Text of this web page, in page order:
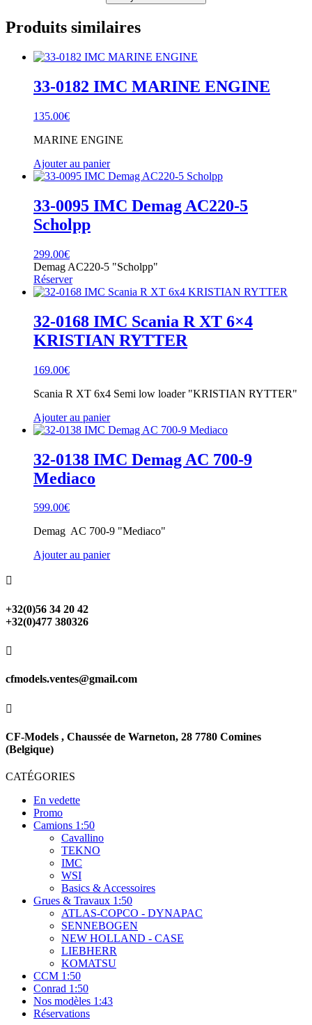
Produits similaires
33-0182 IMC MARINE ENGINE
135.00€
MARINE ENGINE
Ajouter au panier
33-0095 IMC Demag AC220-5
Scholpp
299.00€
Demag AC220-5 "Scholpp"
Réserver
32-0168 IMC Scania R XT 6×4
KRISTIAN RYTTER
169.00€
Scania R XT 6x4 Semi low loader "KRISTIAN RYTTER"
Ajouter au panier
32-0138 IMC Demag AC 700-9
Mediaco
599.00€
Demag AC 700-9 "Mediaco"
Ajouter au panier

+32(0)56 34 20 42
+32(0)477 380326

cfmodels.ventes@gmail.com

CF-Models , Chaussée de Warneton, 28 7780 Comines
(Belgique)
CATÉGORIES
En vedette
Promo
Camions 1:50
Cavallino
TEKNO
IMC
WSI
Basics & Accessoires
Grues & Travaux 1:50
ATLAS-COPCO - DYNAPAC
SENNEBOGEN
NEW HOLLAND - CASE
LIEBHERR
KOMATSU
CCM 1:50
Conrad 1:50
Nos modèles 1:43
Réservations